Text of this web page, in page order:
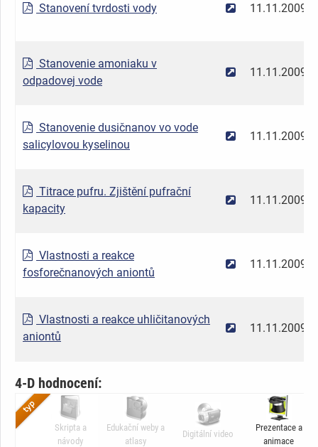
Stanovení tvrdosti vody 11.11.2009
Stanovenie amoniaku v
odpadovej vode
11.11.2009
Stanovenie dusičnanov vo vode
salicylovou kyselinou
11.11.2009
Titrace pufru. Zjištění pufrační
kapacity
11.11.2009
Vlastnosti a reakce
fosforečnanových aniontů
11.11.2009
Vlastnosti a reakce uhličitanových
aniontů
11.11.2009
4-D hodnocení:
Skripta a
návody
Edukační weby a
atlasy
Digitální video
Prezentace a
animace